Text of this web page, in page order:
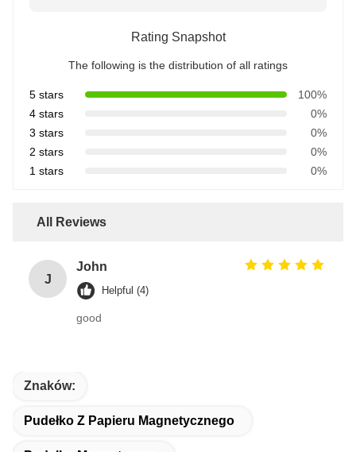
Rating Snapshot
The following is the distribution of all ratings
5 stars
100%
4 stars
0%
3 stars
0%
2 stars
0%
1 stars
0%
All Reviews
J
John
Helpful (4)
good
Znaków:
Pudełko Z Papieru Magnetycznego